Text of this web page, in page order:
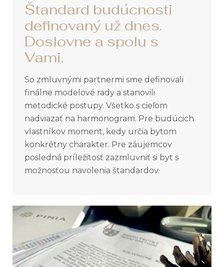
Štandard budúcnosti
definovaný už dnes.
Doslovne a spolu s
Vami.
So zmluvnými partnermi sme definovali
finálne modelové rady a stanovili
metodické postupy. Všetko s cieľom
nadviazať na harmonogram. Pre budúcich
vlastníkov moment, kedy určia bytom
konkrétny charakter. Pre záujemcov
posledná príležitosť zazmluvniť si byt s
možnosťou navolenia štandardov.